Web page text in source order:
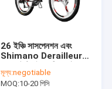
26 ইঞ্চি সাসপেনশন এবং
Shimano Derailleur
Folding
মূল্য:negotiable
MOQ:10-20 পিসি